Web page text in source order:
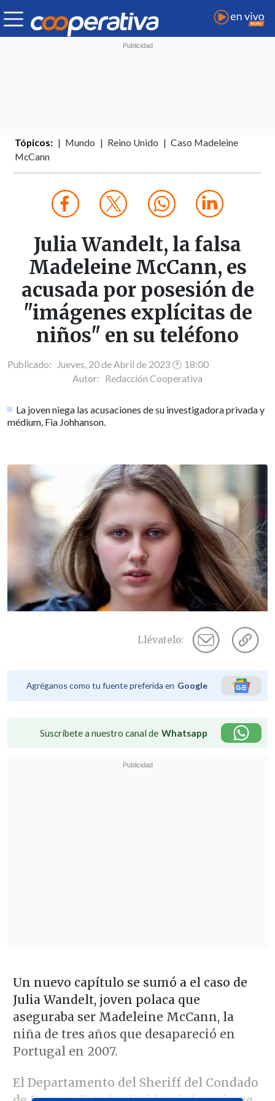
Tópicos: Mundo Reino Unido
Caso Madeleine
McCann
Julia Wandelt, la falsa
Madeleine McCann, es
acusada por posesión de
"imágenes explícitas de
niños" en su teléfono
Publicado: Jueves, 20 de Abril de 2023 🕐 18:00
Autor: Redacción Cooperativa
La joven niega las acusaciones de su investigadora privada y
médium, Fia Johhanson.
Llévatelo:
Agréganos como tu fuente preferida en Google
Suscríbete a nuestro canal de Whatsapp
Un nuevo capítulo se sumó a el caso de
Julia Wandelt, joven polaca que
aseguraba ser Madeleine McCann, la
niña de tres años que desapareció en
Portugal en 2007.
El Departamento del Sheriff del Condado